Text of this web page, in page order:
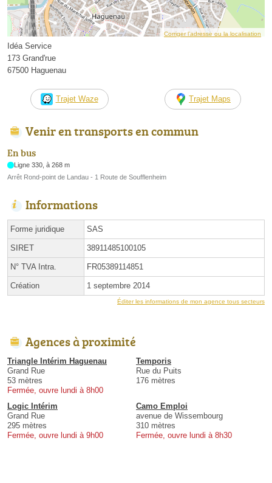
Corriger l’adresse ou la localisation
Idéa Service
173 Grand'rue
67500 Haguenau
Trajet Waze Trajet Maps
Venir en transports en commun
En bus
Ligne 330, à 268 m
Arrêt Rond-point de Landau - 1 Route de Soufflenheim
Informations
Forme juridique SAS
SIRET 38911485100105
N° TVA Intra. FR05389114851
Création 1 septembre 2014
Éditer les informations de mon agence tous secteurs
Agences à proximité
Triangle Intérim Haguenau
Grand Rue
53 mètres
Fermée, ouvre lundi à 8h00
Temporis
Rue du Puits
176 mètres
Logic Intérim
Grand Rue
295 mètres
Fermée, ouvre lundi à 9h00
Camo Emploi
avenue de Wissembourg
310 mètres
Fermée, ouvre lundi à 8h30